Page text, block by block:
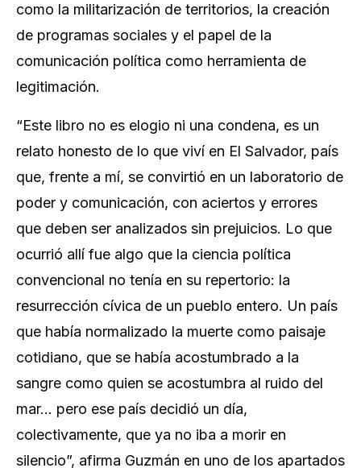
como la militarización de territorios, la creación
de programas sociales y el papel de la
comunicación política como herramienta de
legitimación.
“Este libro no es elogio ni una condena, es un
relato honesto de lo que viví en El Salvador, país
que, frente a mí, se convirtió en un laboratorio de
poder y comunicación, con aciertos y errores
que deben ser analizados sin prejuicios. Lo que
ocurrió allí fue algo que la ciencia política
convencional no tenía en su repertorio: la
resurrección cívica de un pueblo entero. Un país
que había normalizado la muerte como paisaje
cotidiano, que se había acostumbrado a la
sangre como quien se acostumbra al ruido del
mar… pero ese país decidió un día,
colectivamente, que ya no iba a morir en
silencio”, afirma Guzmán en uno de los apartados